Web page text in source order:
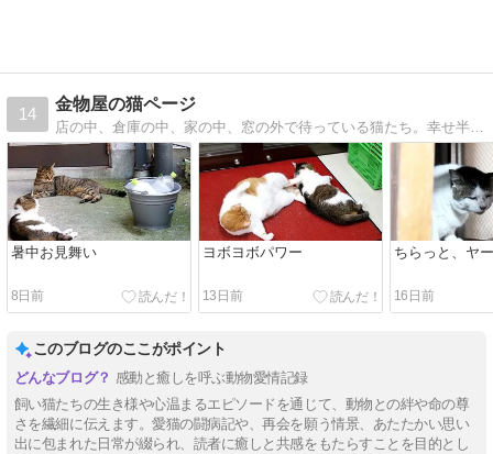
14
金物屋の猫ページ
店の中、倉庫の中、家の中、窓の外で待っている猫たち。幸せ半分、悲しみ半分。
暑中お見舞い
8日前
ヨボヨボパワー
13日前
ちらっと、ヤ
16日前
このブログのここがポイント
感動と癒しを呼ぶ動物愛情記録
飼い猫たちの生き様や心温まるエピソードを通じて、動物との絆や命の尊
さを繊細に伝えます。愛猫の闘病記や、再会を願う情景、あたたかい思い
出に包まれた日常が綴られ、読者に癒しと共感をもたらすことを目的とし